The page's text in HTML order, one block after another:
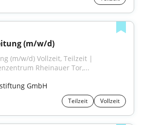
(m/w/d)
(m/w/d) Vollzeit, Teilzeit |
Rheinauer Tor,...
GmbH
Teilzeit Vollzeit